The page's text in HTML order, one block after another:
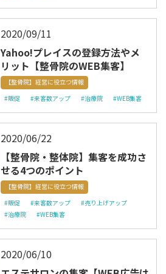
2020/09/11
Yahoo!プレイスの登録方法やメ
リット【整骨院のWEB集客】
【整骨院】経営に役立つ情報
#販促
#来客数アップ #治療院 #WEB集客
2020/06/22
【整骨院・整体院】集客を成功さ
せる4つのポイント
【整骨院】経営に役立つ情報
#販促
#来客数アップ
#売り上げアップ
#治療院
#WEB集客
2020/06/10